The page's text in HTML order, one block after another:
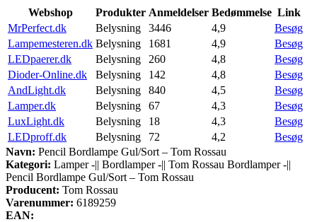
Webshop Produkter Anmeldelser Bedømmelse Link
MrPerfect.dk
Belysning 3446 4,9
Besøg
Lampemesteren.dk Belysning 1681 4,9
Besøg
LEDpaerer.dk
Belysning 260 4,8
Besøg
Dioder-Online.dk
Belysning 142 4,8
Besøg
AndLight.dk
Belysning 840 4,5
Besøg
Lamper.dk
Belysning 67 4,3
Besøg
LuxLight.dk
Belysning 18 4,3
Besøg
LEDproff.dk
Belysning 72 4,2
Besøg
Navn: Pencil Bordlampe Gul/Sort – Tom Rossau
Kategori: Lamper -|| Bordlamper -|| Tom Rossau Bordlamper -||
Pencil Bordlampe Gul/Sort – Tom Rossau
Producent: Tom Rossau
Varenummer: 6189259
EAN: